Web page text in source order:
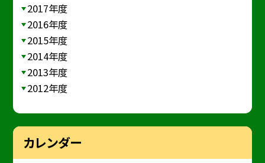
2017年度
2016年度
2015年度
2014年度
2013年度
2012年度
カレンダー